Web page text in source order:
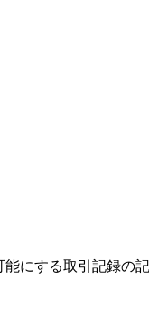
にする取引記録の